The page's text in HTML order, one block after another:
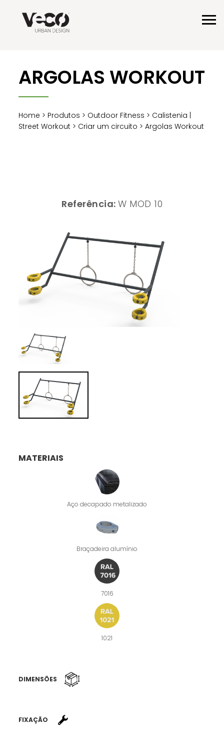
ARGOLAS WORKOUT
Home > Produtos > Outdoor Fitness > Calistenia |
Street Workout > Criar um circuito > Argolas Workout
Referência: W MOD 10
MATERIAIS
Aço decapado metalizado
Braçadeira alumínio
7016
1021
DIMENSÕES
FIXAÇÃO